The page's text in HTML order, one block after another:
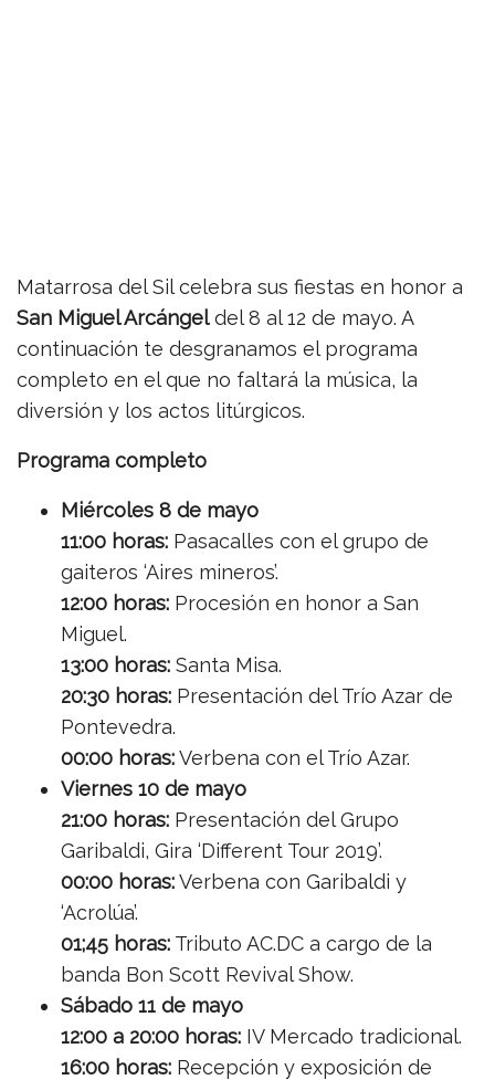
Matarrosa del Sil celebra sus fiestas en honor a
San Miguel Arcángeldel 8 al 12 de mayo. A
continuación te desgranamos el programa
completo en el que no faltará la música, la
diversión y los actos litúrgicos.
Programa completo
Miércoles 8 de mayo
11:00 horas: Pasacalles con el grupo de
gaiteros ‘Aires mineros’.
12:00 horas: Procesión en honor a San
Miguel.
13:00 horas: Santa Misa.
20:30 horas: Presentación del Trío Azar de
Pontevedra.
00:00 horas:Verbena con el Trío Azar.
Viernes 10 de mayo
21:00 horas: Presentación del Grupo
Garibaldi, Gira ‘Different Tour 2019’.
00:00 horas:Verbena con Garibaldi y
‘Acrolúa’.
01;45 horas: Tributo AC.DC a cargo de la
banda Bon Scott Revival Show.
Sábado 11 de mayo
12:00 a 20:00 horas: IV Mercado tradicional.
16:00 horas: Recepción y exposición de